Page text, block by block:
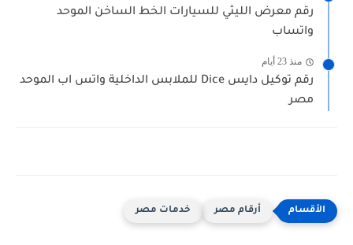
رقم معرض الليثي للسيارات الخط الساخن الموحد
واتساب
منذ 23 أيام
رقم توكيل دايس Dice للملابس الداخلية واتس اب الموحد
مصر
أرقام مصر خدمات مصر